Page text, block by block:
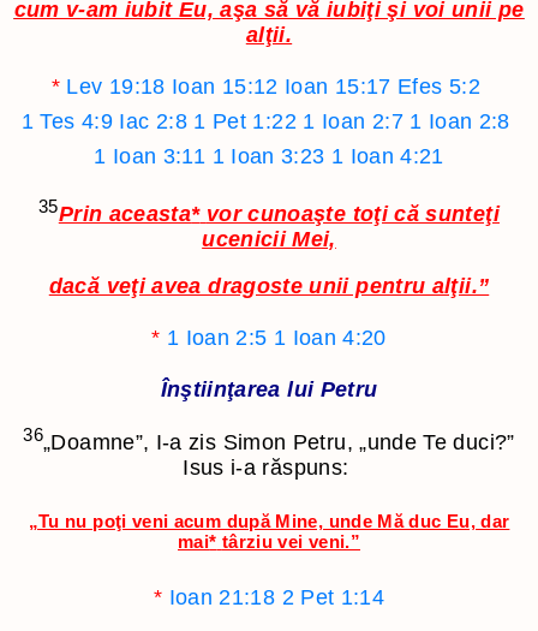
cum v-am iubit Eu, aşa să vă iubiţi şi voi unii pe
alţii.
* Lev 19:18 Ioan 15:12 Ioan 15:17 Efes 5:2
1 Tes 4:9 Iac 2:8 1 Pet 1:22 1 Ioan 2:7 1 Ioan 2:8
1 Ioan 3:11 1 Ioan 3:23 1 Ioan 4:21
35Prin aceasta* vor cunoaşte toţi că sunteţi
ucenicii Mei,
dacă veţi avea dragoste unii pentru alţii.”
* 1 Ioan 2:5 1 Ioan 4:20
Înştiinţarea lui Petru
36„Doamne”, I-a zis Simon Petru, „unde Te duci?”
Isus i-a răspuns:
„Tu nu poţi veni acum după Mine, unde Mă duc Eu, dar
mai* târziu vei veni.”
* Ioan 21:18 2 Pet 1:14